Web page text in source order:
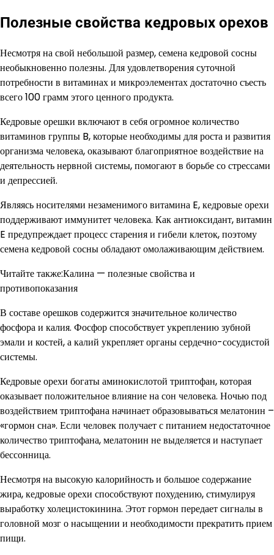
Полезные свойства кедровых орехов
Несмотря на свой небольшой размер, семена кедровой сосны
необыкновенно полезны. Для удовлетворения суточной
потребности в витаминах и микроэлементах достаточно съесть
всего 100 грамм этого ценного продукта.
Кедровые орешки включают в себя огромное количество
витаминов группы B, которые необходимы для роста и развития
организма человека, оказывают благоприятное воздействие на
деятельность нервной системы, помогают в борьбе со стрессами
и депрессией.
Являясь носителями незаменимого витамина E, кедровые орехи
поддерживают иммунитет человека. Как антиоксидант, витамин
E предупреждает процесс старения и гибели клеток, поэтому
семена кедровой сосны обладают омолаживающим действием.
Читайте также:Калина — полезные свойства и
противопоказания
В составе орешков содержится значительное количество
фосфора и калия. Фосфор способствует укреплению зубной
эмали и костей, а калий укрепляет органы сердечно-сосудистой
системы.
Кедровые орехи богаты аминокислотой триптофан, которая
оказывает положительное влияние на сон человека. Ночью под
воздействием триптофана начинает образовываться мелатонин –
«гормон сна». Если человек получает с питанием недостаточное
количество триптофана, мелатонин не выделяется и наступает
бессонница.
Несмотря на высокую калорийность и большое содержание
жира, кедровые орехи способствуют похудению, стимулируя
выработку холецистокинина. Этот гормон передает сигналы в
головной мозг о насыщении и необходимости прекратить прием
пищи.